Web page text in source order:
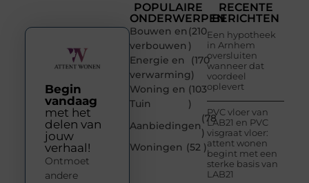
POPULAIRE
ONDERWERPEN
Bouwen en
verbouwen
(210
)
Energie en
verwarming
(170
)
Woning en
Tuin
(103
)
Aanbiedingen
(78
)
Woningen (52 )
RECENTE
BERICHTEN
Een hypotheek
in Arnhem
oversluiten
wanneer dat
voordeel
oplevert
PVC vloer van
LAB21 en PVC
visgraat vloer:
attent wonen
begint met een
sterke basis van
LAB21
Begin
vandaag
met het
delen van
jouw
verhaal!
Ontmoet
andere